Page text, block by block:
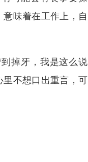
味着在工作上，自
掉牙，我是这么说
里不想口出重言，可